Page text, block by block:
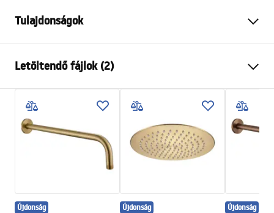
Tulajdonságok
Anyag
Felszerelés
Csavarozható
Szélesség
300
Magasság
2mm
300mm
Letöltendő fájlok (2)
Garanciális feltételek
Újdonság Újdonság Újdonság